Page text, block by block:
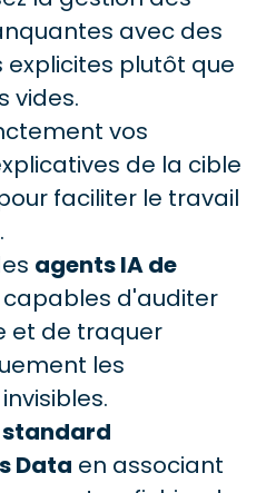
avec des
explicites plutôt que
vides.
vos
de la cible
faciliter le travail
agents IA de
capables d'auditer
et de traquer
les
standard
Data en associant